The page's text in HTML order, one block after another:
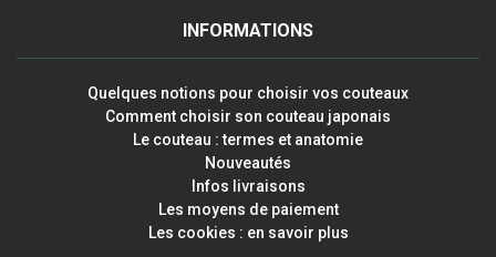
INFORMATIONS
Quelques notions pour choisir vos couteaux
Comment choisir son couteau japonais
Le couteau : termes et anatomie
Nouveautés
Infos livraisons
Les moyens de paiement
Les cookies : en savoir plus